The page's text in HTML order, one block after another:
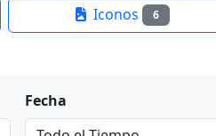
Iconos 6
Fecha